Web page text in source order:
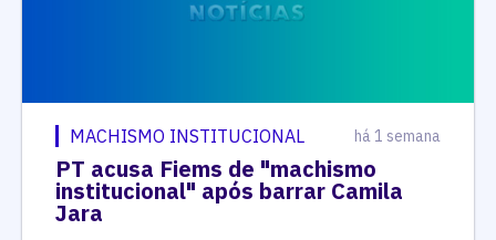
MACHISMO INSTITUCIONAL há 1 semana
PT acusa Fiems de "machismo
institucional" após barrar Camila
Jara